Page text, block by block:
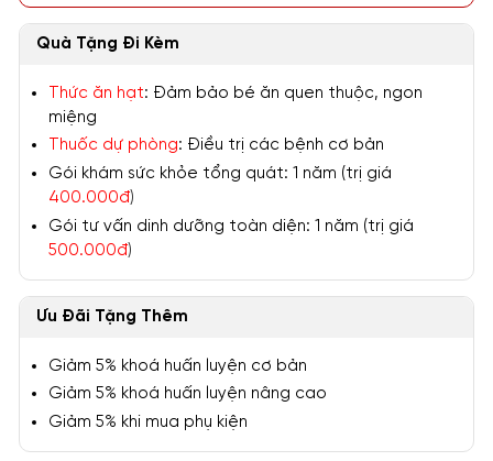
Quà Tặng Đi Kèm
Thức ăn hạt: Đảm bảo bé ăn quen thuộc, ngon
miệng
Thuốc dự phòng: Điều trị các bệnh cơ bản
Gói khám sức khỏe tổng quát: 1 năm (trị giá
400.000đ)
Gói tư vấn dinh dưỡng toàn diện: 1 năm (trị giá
500.000đ)
Ưu Đãi Tặng Thêm
Giảm 5% khoá huấn luyện cơ bản
Giảm 5% khoá huấn luyện nâng cao
Giảm 5% khi mua phụ kiện